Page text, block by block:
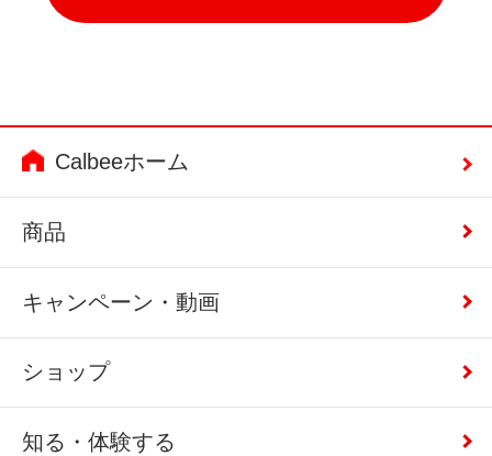
Calbeeホーム
商品
キャンペーン・動画
ショップ
知る・体験する